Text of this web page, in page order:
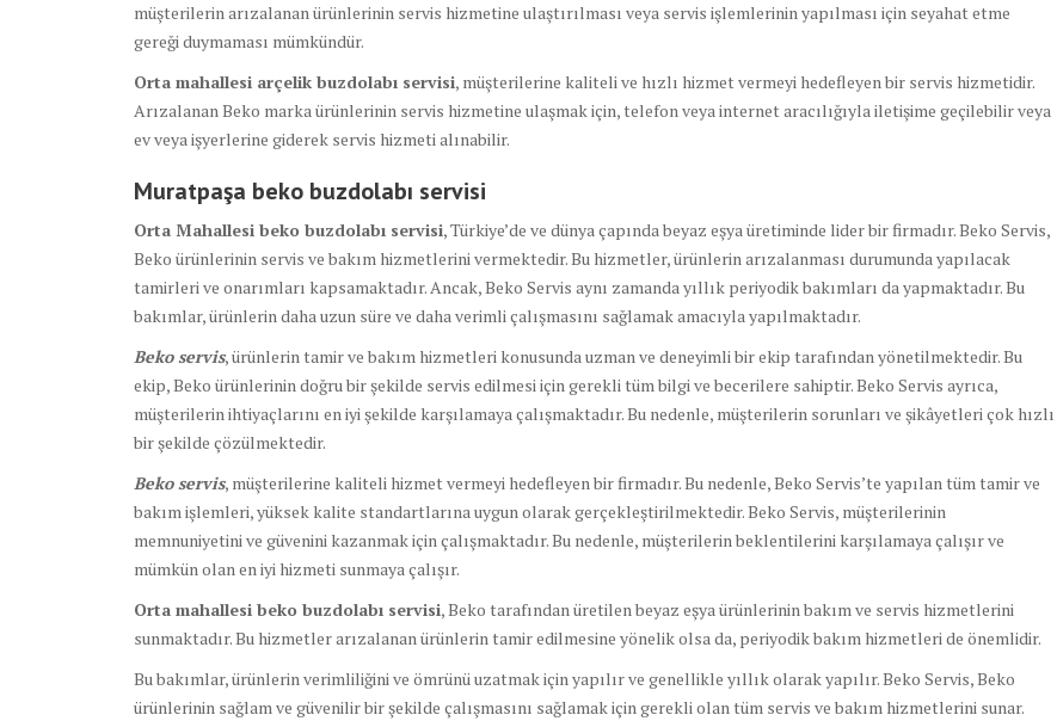
müşterilerin arızalanan ürünlerinin servis hizmetine ulaştırılması veya servis işlemlerinin yapılması için seyahat etme
gereği duymaması mümkündür.
Orta mahallesi arçelik buzdolabı servisi, müşterilerine kaliteli ve hızlı hizmet vermeyi hedefleyen bir servis hizmetidir.
Arızalanan Beko marka ürünlerinin servis hizmetine ulaşmak için, telefon veya internet aracılığıyla iletişime geçilebilir veya
ev veya işyerlerine giderek servis hizmeti alınabilir.
Muratpaşa beko buzdolabı servisi
Orta Mahallesi beko buzdolabı servisi, Türkiye’de ve dünya çapında beyaz eşya üretiminde lider bir firmadır. Beko Servis,
Beko ürünlerinin servis ve bakım hizmetlerini vermektedir. Bu hizmetler, ürünlerin arızalanması durumunda yapılacak
tamirleri ve onarımları kapsamaktadır. Ancak, Beko Servis aynı zamanda yıllık periyodik bakımları da yapmaktadır. Bu
bakımlar, ürünlerin daha uzun süre ve daha verimli çalışmasını sağlamak amacıyla yapılmaktadır.
Beko servis, ürünlerin tamir ve bakım hizmetleri konusunda uzman ve deneyimli bir ekip tarafından yönetilmektedir. Bu
ekip, Beko ürünlerinin doğru bir şekilde servis edilmesi için gerekli tüm bilgi ve becerilere sahiptir. Beko Servis ayrıca,
müşterilerin ihtiyaçlarını en iyi şekilde karşılamaya çalışmaktadır. Bu nedenle, müşterilerin sorunları ve şikâyetleri çok hızlı
bir şekilde çözülmektedir.
Beko servis, müşterilerine kaliteli hizmet vermeyi hedefleyen bir firmadır. Bu nedenle, Beko Servis’te yapılan tüm tamir ve
bakım işlemleri, yüksek kalite standartlarına uygun olarak gerçekleştirilmektedir. Beko Servis, müşterilerinin
memnuniyetini ve güvenini kazanmak için çalışmaktadır. Bu nedenle, müşterilerin beklentilerini karşılamaya çalışır ve
mümkün olan en iyi hizmeti sunmaya çalışır.
Orta mahallesi beko buzdolabı servisi, Beko tarafından üretilen beyaz eşya ürünlerinin bakım ve servis hizmetlerini
sunmaktadır. Bu hizmetler arızalanan ürünlerin tamir edilmesine yönelik olsa da, periyodik bakım hizmetleri de önemlidir.
Bu bakımlar, ürünlerin verimliliğini ve ömrünü uzatmak için yapılır ve genellikle yıllık olarak yapılır. Beko Servis, Beko
ürünlerinin sağlam ve güvenilir bir şekilde çalışmasını sağlamak için gerekli olan tüm servis ve bakım hizmetlerini sunar.